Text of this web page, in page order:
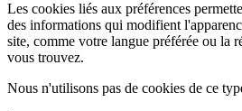
Les cookies liés aux préférences
des informations qui modifient
site, comme votre langue préférée ou la
vous trouvez.
Nous n'utilisons pas de cookies de ce